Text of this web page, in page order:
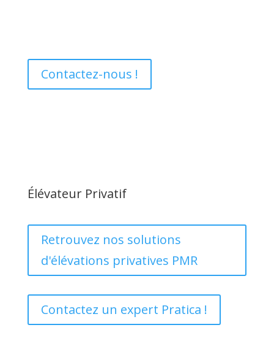
Contactez-nous !
Élévateur Privatif
Retrouvez nos solutions
d'élévations privatives PMR
Contactez un expert Pratica !